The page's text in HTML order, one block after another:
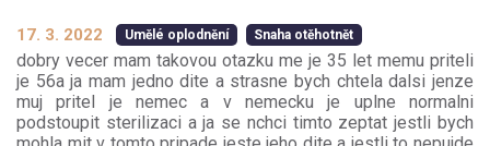
17. 3. 2022 Umělé oplodnění Snaha otěhotnět
dobry vecer mam takovou otazku me je 35 let memu priteli
je 56a ja mam jedno dite a strasne bych chtela dalsi jenze
muj pritel je nemec a v nemecku je uplne normalni
podstoupit sterilizaci a ja se nchci timto zeptat jestli bych